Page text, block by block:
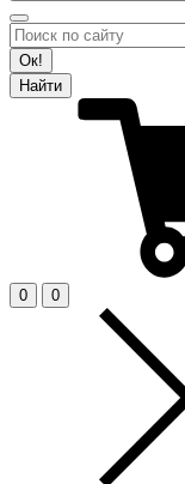
Ок!
Найти
0 0